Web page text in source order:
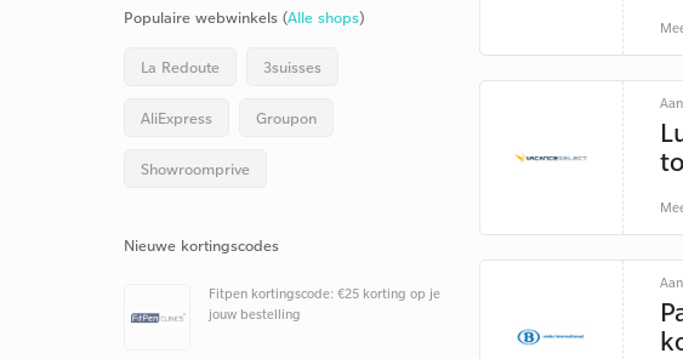
Populaire webwinkels (Alle shops)
La Redoute 3suisses
AliExpress Groupon
Showroomprive
Nieuwe kortingscodes
Fitpen kortingscode: €25 korting op je
jouw bestelling